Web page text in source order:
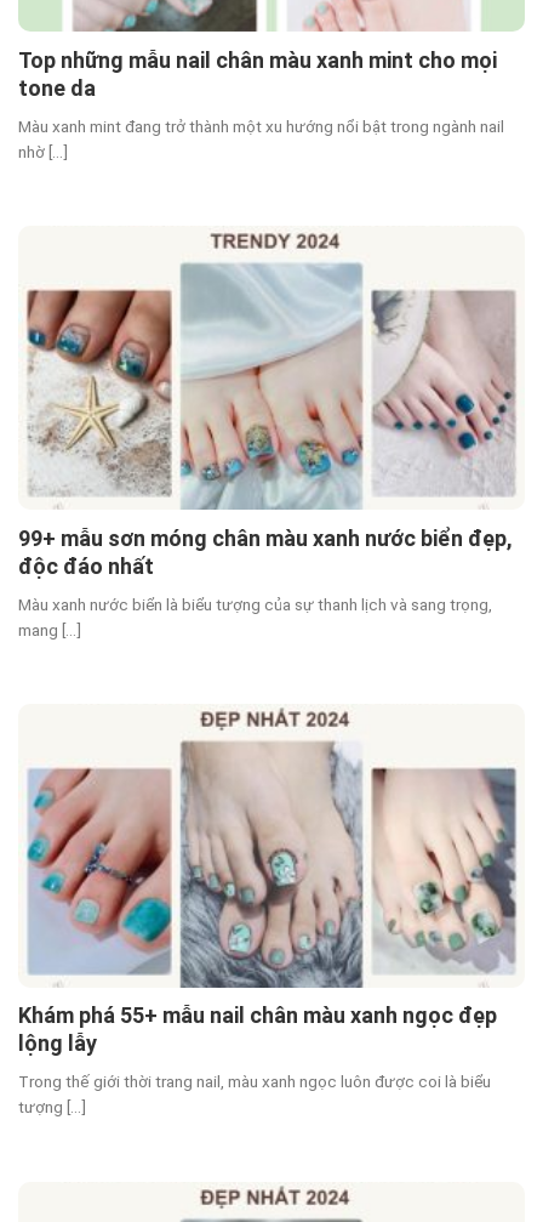
Top những mẫu nail chân màu xanh mint cho mọi
tone da
Màu xanh mint đang trở thành một xu hướng nổi bật trong ngành nail
nhờ [...]
99+ mẫu sơn móng chân màu xanh nước biển đẹp,
độc đáo nhất
Màu xanh nước biển là biểu tượng của sự thanh lịch và sang trọng,
mang [...]
Khám phá 55+ mẫu nail chân màu xanh ngọc đẹp
lộng lẫy
Trong thế giới thời trang nail, màu xanh ngọc luôn được coi là biểu
tượng [...]